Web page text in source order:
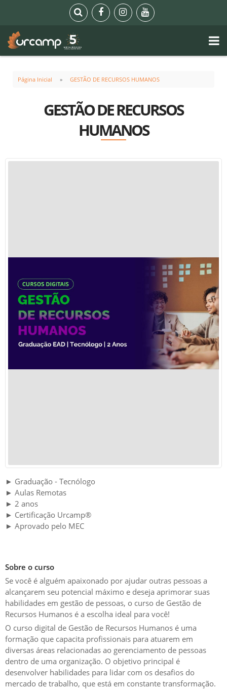
Página Inicial GESTÃO DE RECURSOS HUMANOS
GESTÃO DE RECURSOS
HUMANOS
► Graduação - Tecnólogo
► Aulas Remotas
► 2 anos
► Certificação Urcamp®️
► Aprovado pelo MEC
Sobre o curso
Se você é alguém apaixonado por ajudar outras pessoas a
alcançarem seu potencial máximo e deseja aprimorar suas
habilidades em gestão de pessoas, o curso de Gestão de
Recursos Humanos é a escolha ideal para você!
O curso digital de Gestão de Recursos Humanos é uma
formação que capacita profissionais para atuarem em
diversas áreas relacionadas ao gerenciamento de pessoas
dentro de uma organização. O objetivo principal é
desenvolver habilidades para lidar com os desafios do
mercado de trabalho, que está em constante transformação.